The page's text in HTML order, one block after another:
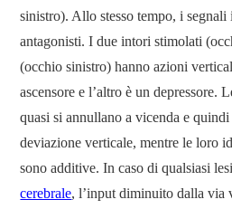
sinistro). Allo stesso tempo, i
antagonisti. I due intori stimolati
(occhio sinistro) hanno azioni
ascensore e l’altro è un depressore.
quasi si annullano a vicenda e
deviazione verticale, mentre le loro
sono additive. In caso di qualsiasi
cerebrale, l’input diminuito dalla via